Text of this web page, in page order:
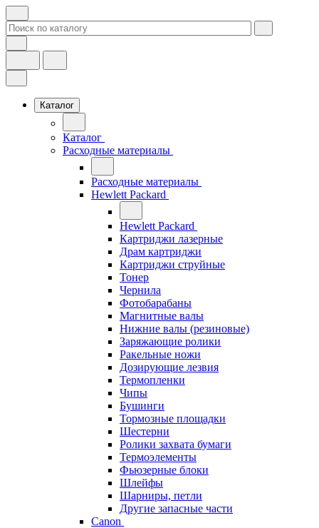
Каталог
Каталог
Расходные материалы
Расходные материалы
Hewlett Packard
Hewlett Packard
Картриджи лазерные
Драм картриджи
Картриджи струйные
Тонер
Чернила
Фотобарабаны
Магнитные валы
Нижние валы (резиновые)
Заряжающие ролики
Ракельные ножи
Дозирующие лезвия
Термопленки
Чипы
Бушинги
Тормозные площадки
Шестерни
Ролики захвата бумаги
Термоэлементы
Фьюзерные блоки
Шлейфы
Шарниры, петли
Другие запасные части
Canon